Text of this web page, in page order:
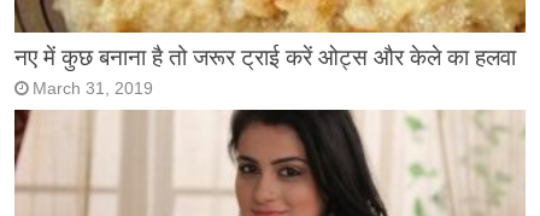
नए में कुछ बनाना है तो जरूर ट्राई करें ओट्स और केले का हलवा
March 31, 2019